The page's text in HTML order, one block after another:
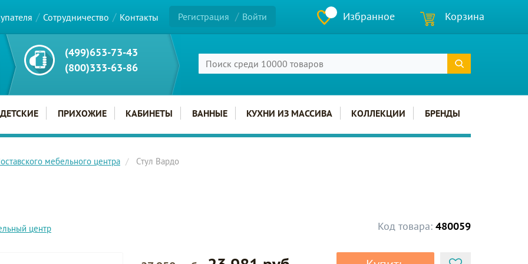
Сотрудничество Контакты Регистрация Войти Избранное Корзина
(499)653-73-43
(800)333-63-86
ДЕТСКИЕ ПРИХОЖИЕ КАБИНЕТЫ ВАННЫЕ КУХНИ ИЗ МАССИВА КОЛЛЕКЦИИ БРЕНДЫ
мебельного центра Стул Вардо
Код товара: 480059
центр